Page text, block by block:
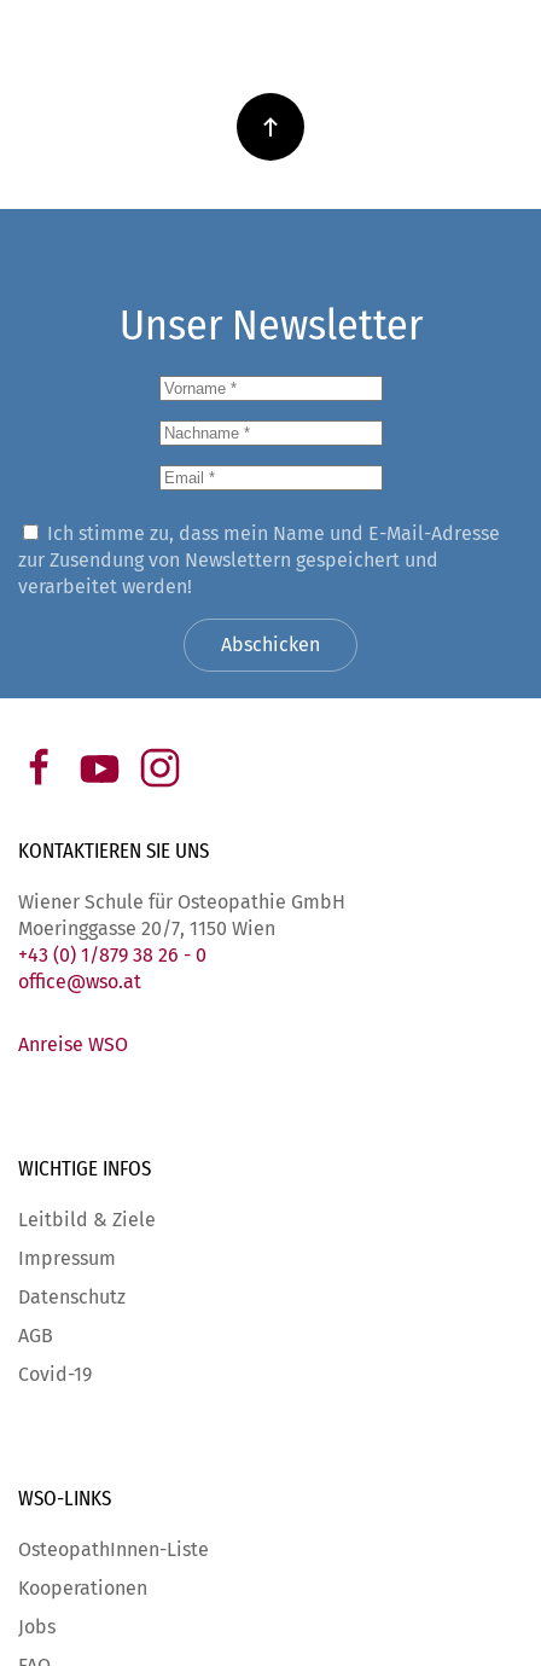
Unser Newsletter
Ich stimme zu, dass mein Name und E-Mail-Adresse
zur Zusendung von Newslettern gespeichert und
verarbeitet werden!
Abschicken
KONTAKTIEREN SIE UNS
Wiener Schule für Osteopathie GmbH
Moeringgasse 20/7, 1150 Wien
+43 (0) 1/879 38 26 - 0
office@wso.at
Anreise WSO
WICHTIGE INFOS
Leitbild & Ziele
Impressum
Datenschutz
AGB
Covid-19
WSO-LINKS
OsteopathInnen-Liste
Kooperationen
Jobs